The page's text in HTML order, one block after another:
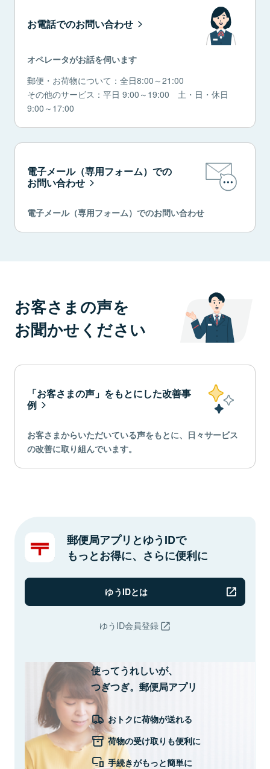
お電話でのお問い合わせ
オペレータがお話を伺います
郵便・お荷物について：全日8:00～21:00
その他のサービス：平日 9:00～19:00 土・日・休日
9:00～17:00
電子メール（専用フォーム）での
お問い合わせ
電子メール（専用フォーム）でのお問い合わせ
お客さまの声を
お聞かせください
「お客さまの声」をもとにした改善事
例
お客さまからいただいている声をもとに、日々サービス
の改善に取り組んでいます。
郵便局アプリとゆうIDで
もっとお得に、さらに便利に
ゆうIDとは
ゆうID会員登録
使ってうれしいが、
つぎつぎ。郵便局アプリ
おトクに荷物が送れる
荷物の受け取りも便利に
手続きがもっと簡単に